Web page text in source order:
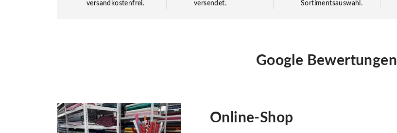
versandkostenfrei.
versendet.
Sortimentsauswahl.
Google Bewertungen
Online-Shop